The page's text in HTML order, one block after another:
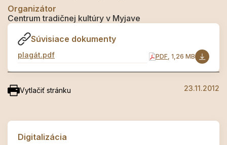
Organizátor
Centrum tradičnej kultúry v Myjave
Súvisiace dokumenty
plagát.pdf PDF, 1,26 MB
Vytlačiť stránku 23.11.2012
Digitalizácia